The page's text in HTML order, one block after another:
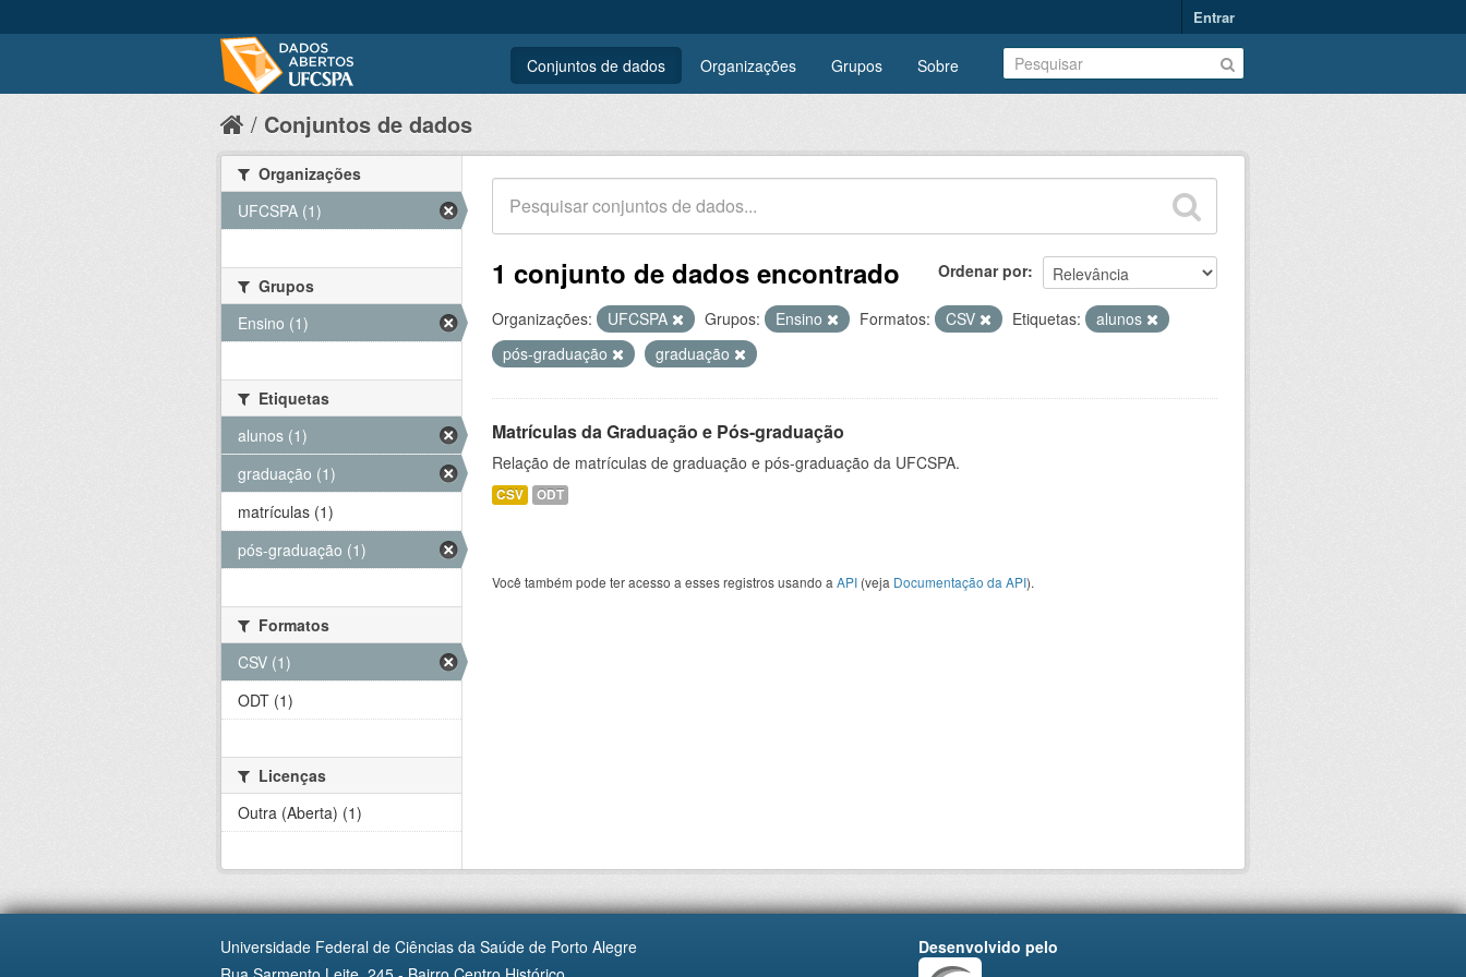
Entrar
Conjuntos de dados Organizações Grupos Sobre
Conjuntos de dados
Ordenar por
1 conjunto de dados encontrado
Organizações: UFCSPA Grupos: Ensino Formatos: CSV Etiquetas:
alunos
pós-graduação
graduação
Matrículas da Graduação e Pós-graduação
Relação de matrículas de graduação e pós-graduação da UFCSPA.
CSV ODT
Você também pode ter acesso a esses registros usando a API (veja Documentação da API).
Organizações
UFCSPA (1)
Grupos
Ensino (1)
Etiquetas
alunos (1)
graduação (1)
matrículas (1)
pós-graduação (1)
Formatos
CSV (1)
ODT (1)
Licenças
Outra (Aberta) (1)
Universidade Federal de Ciências da Saúde de Porto Alegre
Desenvolvido pelo